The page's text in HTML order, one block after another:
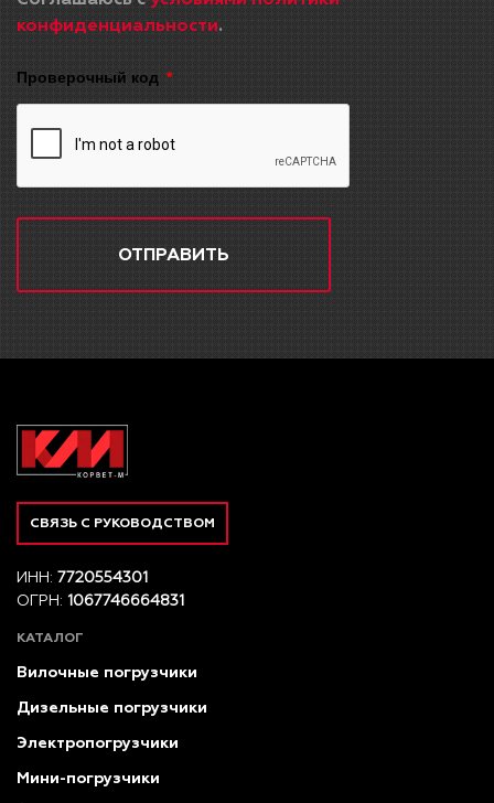
конфиденциальности.
Проверочный код
ОТПРАВИТЬ
СВЯЗЬ С РУКОВОДСТВОМ
ИНН: 7720554301
ОГРН: 1067746664831
КАТАЛОГ
Вилочные погрузчики
Дизельные погрузчики
Электропогрузчики
Мини-погрузчики